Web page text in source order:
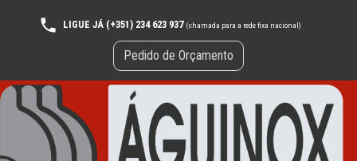
LIGUE JÁ (+351) 234 623 937 (chamada para a rede fixa nacional)
Pedido de Orçamento